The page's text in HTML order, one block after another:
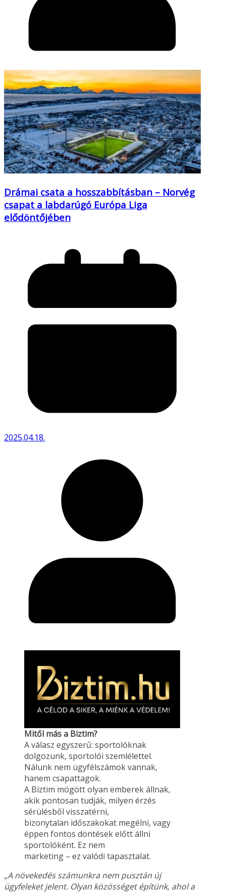
Drámai csata a hosszabbításban – Norvég
csapat a labdarúgó Európa Liga
elődöntőjében
2025.04.18.
Mitől más a Biztim?
A válasz egyszerű: sportolóknak
dolgozunk, sportolói szemlélettel.
Nálunk nem ügyfélszámok vannak,
hanem csapattagok.
A Biztim mögött olyan emberek állnak,
akik pontosan tudják, milyen érzés
sérülésből visszatérni,
bizonytalan időszakokat megélni, vagy
éppen fontos döntések előtt állni
sportolóként. Ez nem
marketing – ez valódi tapasztalat.
„A növekedés számunkra nem pusztán új
ügyfeleket jelent. Olyan közösséget építünk, ahol a